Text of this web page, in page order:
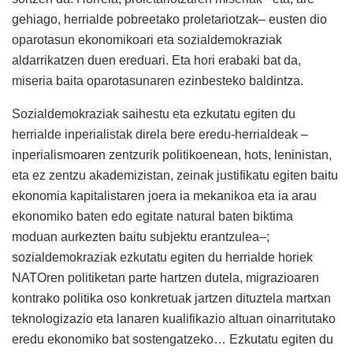
gehiago, herrialde pobreetako proletariotzak– eusten dio
oparotasun ekonomikoari eta sozialdemokraziak
aldarrikatzen duen ereduari. Eta hori erabaki bat da,
miseria baita oparotasunaren ezinbesteko baldintza.
Sozialdemokraziak saihestu eta ezkutatu egiten du
herrialde inperialistak direla bere eredu-herrialdeak –
inperialismoaren zentzurik politikoenean, hots, leninistan,
eta ez zentzu akademizistan, zeinak justifikatu egiten baitu
ekonomia kapitalistaren joera ia mekanikoa eta ia arau
ekonomiko baten edo egitate natural baten biktima
moduan aurkezten baitu subjektu erantzulea–;
sozialdemokraziak ezkutatu egiten du herrialde horiek
NATOren politiketan parte hartzen dutela, migrazioaren
kontrako politika oso konkretuak jartzen dituztela martxan
teknologizazio eta lanaren kualifikazio altuan oinarritutako
eredu ekonomiko bat sostengatzeko… Ezkutatu egiten du